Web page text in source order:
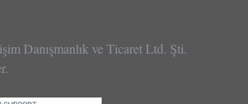
Danışmanlık ve Ticaret Ltd. Şti.